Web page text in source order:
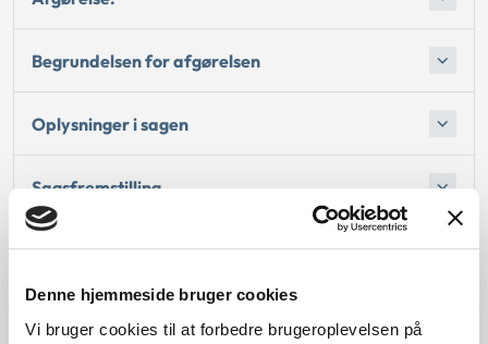
Denne hjemmeside bruger cookies
Vi bruger cookies til at forbedre brugeroplevelsen på
Begrundelsen for afgørelsen
Oplysninger i sagen
Sagsfremstilling
Formålet med behandlingen af sagen